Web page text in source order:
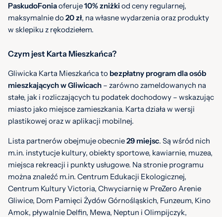
PaskudoFoniaoferuje10% zniżki od ceny regularnej,
maksymalnie do20 zł, na własne wydarzenia oraz produkty
w sklepiku z rękodziełem.
Czym jest Karta Mieszkańca?
Gliwicka Karta Mieszkańca to bezpłatny program dla osób
mieszkających w Gliwicach – zarówno zameldowanych na
stałe, jak i rozliczających tu podatek dochodowy – wskazując
miasto jako miejsce zamieszkania. Karta działa w wersji
plastikowej oraz w aplikacji mobilnej.
Lista partnerów obejmuje obecnie29 miejsc. Są wśród nich
m.in. instytucje kultury, obiekty sportowe, kawiarnie, muzea,
miejsca rekreacji i punkty usługowe. Na stronie programu
można znaleźć m.in. Centrum Edukacji Ekologicznej,
Centrum Kultury Victoria, Chwyciarnię w PreZero Arenie
Gliwice, Dom Pamięci Żydów Górnośląskich, Funzeum, Kino
Amok, pływalnie Delfin, Mewa, Neptun i Olimpijczyk,